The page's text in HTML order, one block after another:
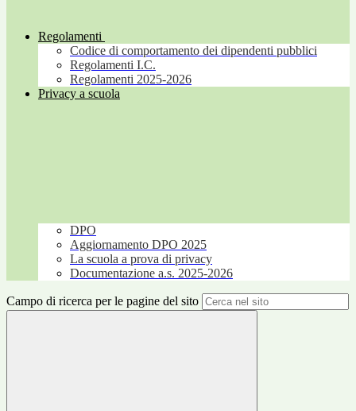
Regolamenti
Codice di comportamento dei dipendenti pubblici
Regolamenti I.C.
Regolamenti 2025-2026
Privacy a scuola
DPO
Aggiornamento DPO 2025
La scuola a prova di privacy
Documentazione a.s. 2025-2026
Campo di ricerca per le pagine del sito